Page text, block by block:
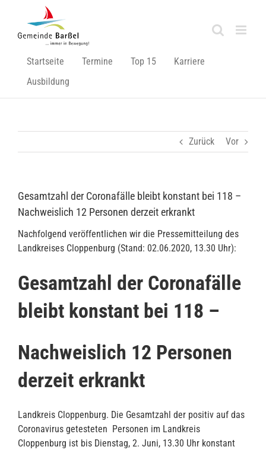
springen
Startseite Termine Top 15
Karriere
Ausbildung
Zurück Vor
Gesamtzahl der Coronafälle bleibt konstant bei 118 –
Nachweislich 12 Personen derzeit erkrankt
Nachfolgend veröffentlichen wir die Pressemitteilung des
Landkreises Cloppenburg (Stand: 02.06.2020, 13.30 Uhr):
Gesamtzahl der Coronafälle
bleibt konstant bei 118 –
Nachweislich 12 Personen
derzeit erkrankt
Landkreis Cloppenburg. Die Gesamtzahl der positiv auf das
Coronavirus getesteten Personen im Landkreis
Cloppenburg ist bis Dienstag, 2. Juni, 13.30 Uhr konstant